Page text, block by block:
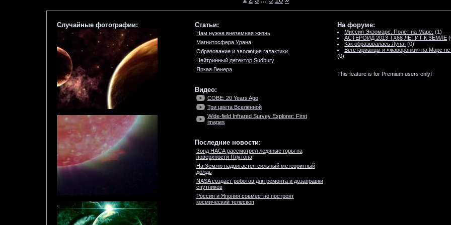
Случайные фотографии: Статьи:
Нам нужна внеземная жизнь
Магнитосфера Урана
Образование и эволюция галактики
Нейтринный детектор Sudbury
Яркая Венера
Видео:
COBE: 20 Years Ago
Три цвета Вселенной
Wide-field Infrared Survey Explorer: First
images
Последние новости:
Зонд НАСА рассмотрел ледяные горы на
поверхности Плутона
На Землю надвигается сильный метеоритный
дождь
NASA создаст роботов для ремонта и дозаправки
спутников
Россия и Япония совместно построят
космический телескоп
На форуме:
Миссия Экзомарс. Полет на Марс. (1)
АСТЕРОИД 2013 TX68 ЛЕТИТ К ЗЕМЛЕ
Как образовалась Луна. (0)
Вегетарианцы и «жаворонки» на Марс не
(0)
This feature is for Premium users only!